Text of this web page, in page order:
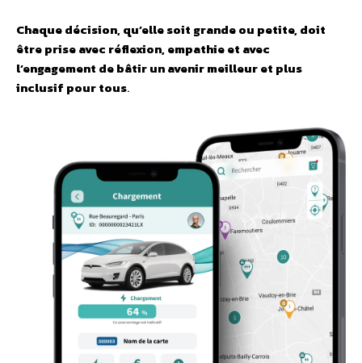
Chaque décision, qu’elle soit grande ou petite, doit
être prise avec réflexion, empathie et avec
l’engagement de bâtir un avenir meilleur et plus
inclusif pour tous.